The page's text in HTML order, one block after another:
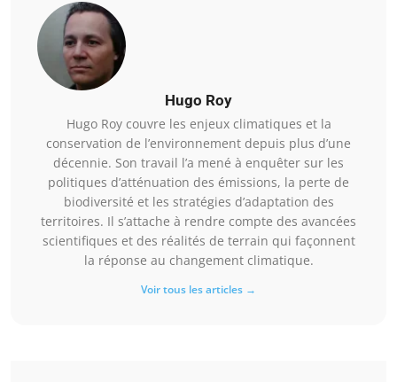
Hugo Roy
Hugo Roy couvre les enjeux climatiques et la
conservation de l’environnement depuis plus d’une
décennie. Son travail l’a mené à enquêter sur les
politiques d’atténuation des émissions, la perte de
biodiversité et les stratégies d’adaptation des
territoires. Il s’attache à rendre compte des avancées
scientifiques et des réalités de terrain qui façonnent
la réponse au changement climatique.
Voir tous les articles →